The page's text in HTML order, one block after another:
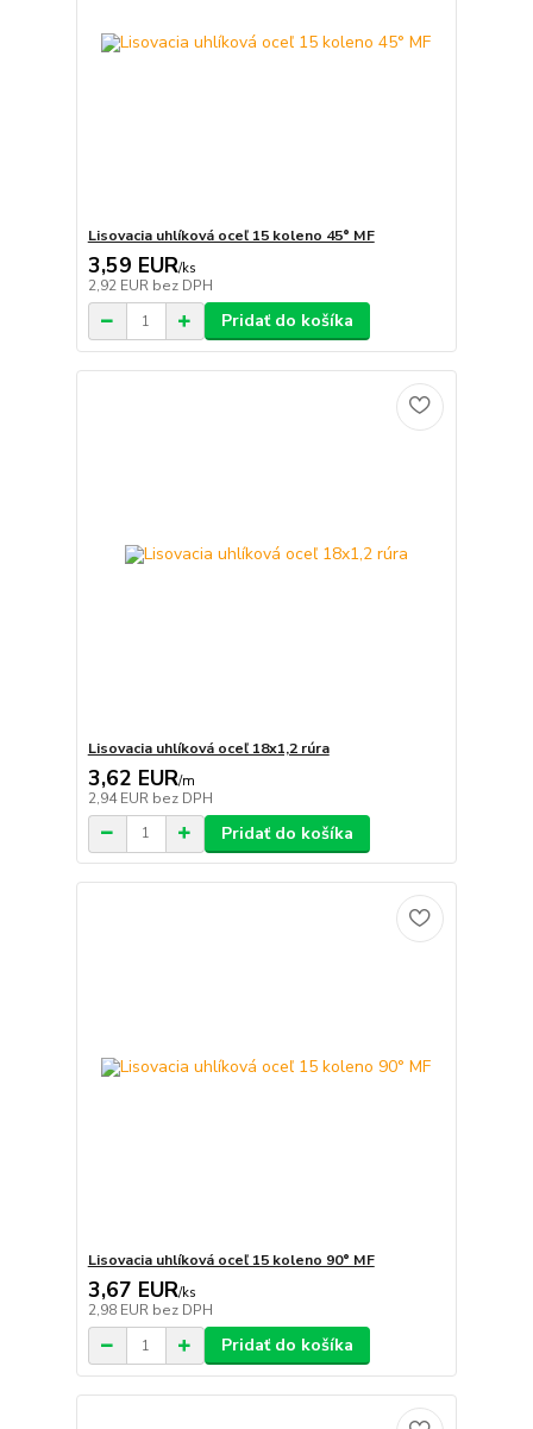
Lisovacia uhlíková oceľ 15 koleno 45° MF
3,59 EUR/ks
2,92 EUR bez DPH
Pridať do košíka
Lisovacia uhlíková oceľ 18x1,2 rúra
3,62 EUR/m
2,94 EUR bez DPH
Pridať do košíka
Lisovacia uhlíková oceľ 15 koleno 90° MF
3,67 EUR/ks
2,98 EUR bez DPH
Pridať do košíka